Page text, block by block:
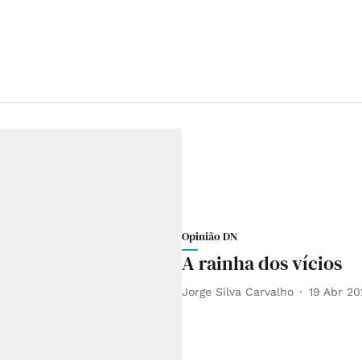
Opinião DN
A rainha dos vícios
Jorge Silva Carvalho 19 Abr